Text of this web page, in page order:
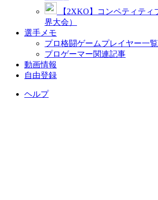
【2XKO】コンペティティ
界大会）
選手メモ
プロ格闘ゲームプレイヤー一覧
プロゲーマー関連記事
動画情報
自由登録
ヘルプ